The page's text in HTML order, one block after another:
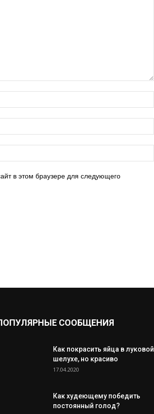
в этом браузере для следующего
СООБЩЕНИЯ
Как покрасить яйца в луковой
шелухе, но красиво
17.04.2020
Как худеющему победить
постоянный голод?